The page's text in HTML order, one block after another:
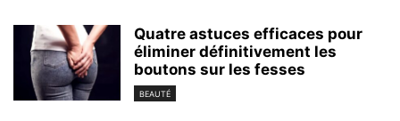
Quatre astuces efficaces pour
éliminer définitivement les
boutons sur les fesses
BEAUTÉ